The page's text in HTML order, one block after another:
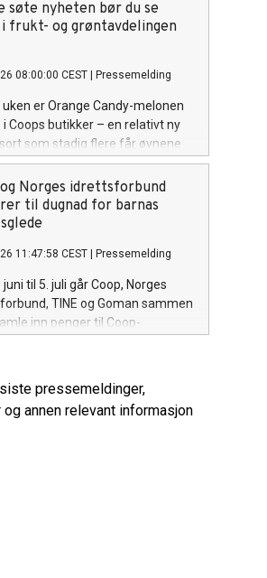
kuponger og andre
søte nyheten bør du se
frukt- og grøntavdelingen
08:00:00 CEST Pressemelding
uken er Orange Candy-melonen
i Coops butikker – en relativt ny
som stadig flere får øynene
Den kan ligne en honningmelon,
er noe helt for seg selv.
oransje fruktkjøtt og en frisk,
sødme, kan den fort bli en
Norges idrettsforbund
til dugnad for barnas
11:47:58 CEST Pressemelding
juni til 5. juli går Coop, Norges
TINE og Goman sammen
inn penger til Coop-
annet kontingent, utstyr, cuper
pressemeldinger,
annen relevant informasjon